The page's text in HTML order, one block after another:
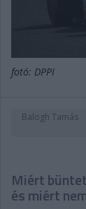
fotó: DPPI
Balogh Tamás
Miért
és miért